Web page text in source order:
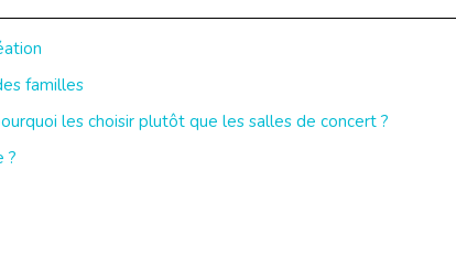
familles
les choisir plutôt que les salles de concert ?
?